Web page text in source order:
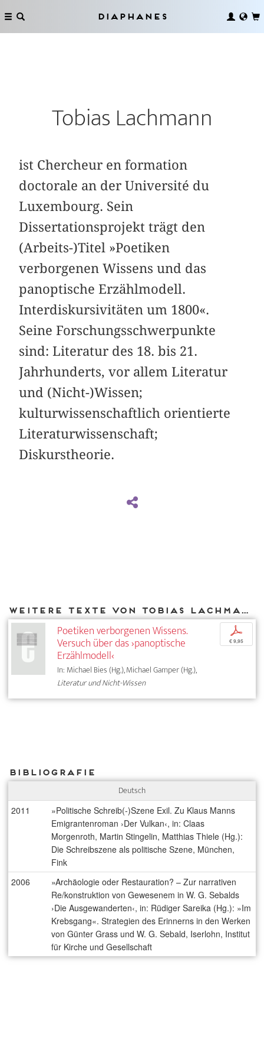
Diaphanes
Tobias Lachmann
ist Chercheur en formation
doctorale an der Université du
Luxembourg. Sein
Dissertationsprojekt trägt den
(Arbeits-)Titel »Poetiken
verborgenen Wissens und das
panoptische Erzählmodell.
Interdiskursivitäten um 1800«.
Seine Forschungsschwerpunkte
sind: Literatur des 18. bis 21.
Jahrhunderts, vor allem Literatur
und (Nicht-)Wissen;
kulturwissenschaftlich orientierte
Literaturwissenschaft;
Diskurstheorie.
Weitere Texte von Tobias Lachmann bei DIAPHANES
Poetiken verborgenen Wissens.
Versuch über das ›panoptische
Erzählmodell‹
In: Michael Bies (Hg.), Michael Gamper (Hg.),
Literatur und Nicht-Wissen
p
€ 9,95
Bibliografie
Deutsch
2011
»Politische Schreib(-)Szene Exil. Zu Klaus Manns
Emigrantenroman ›Der Vulkan‹, in: Claas
Morgenroth, Martin Stingelin, Matthias Thiele (Hg.):
Die Schreibszene als politische Szene, München,
Fink
2006
»Archäologie oder Restauration? – Zur narrativen
Re/konstruktion von Gewesenem in W. G. Sebalds
›Die Ausgewanderten‹, in: Rüdiger Sareika (Hg.): »Im
Krebsgang«. Strategien des Erinnerns in den Werken
von Günter Grass und W. G. Sebald, Iserlohn, Institut
für Kirche und Gesellschaft